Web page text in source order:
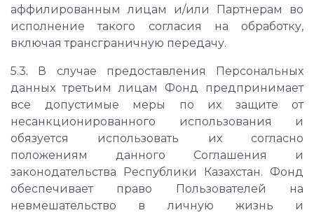
аффилированным лицам и/или Партнерам во
исполнение такого согласия на обработку,
включая трансграничную передачу.
5.3. В случае предоставления Персональных
данных третьим лицам Фонд предпринимает
все допустимые меры по их защите от
несанкционированного использования и
обязуется использовать их согласно
положениям данного Соглашения и
законодательства Республики Казахстан. Фонд
обеспечивает право Пользователей на
невмешательство в личную жизнь и